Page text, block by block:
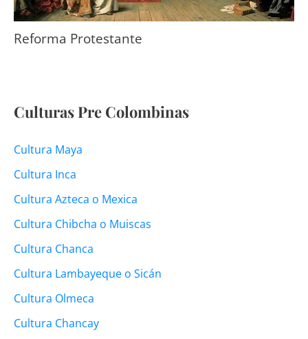
Reforma Protestante
Culturas Pre Colombinas
Cultura Maya
Cultura Inca
Cultura Azteca o Mexica
Cultura Chibcha o Muiscas
Cultura Chanca
Cultura Lambayeque o Sicán
Cultura Olmeca
Cultura Chancay